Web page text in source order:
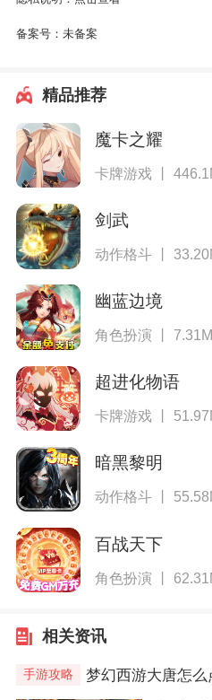
备案号： 未备案
精品推荐
魔卡之耀
卡牌游戏 丨
剑武
动作格斗 丨
幽蓝边境
角色扮演 丨
超进化物语
卡牌游戏 丨
暗黑黎明
动作格斗 丨
百战天下
角色扮演 丨
相关资讯
手游攻略 梦幻西游大唐怎么